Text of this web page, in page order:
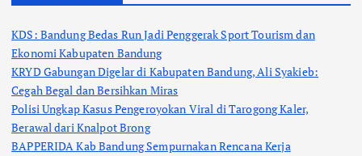
KDS: Bandung Bedas Run Jadi Penggerak Sport Tourism dan
Ekonomi Kabupaten Bandung
KRYD Gabungan Digelar di Kabupaten Bandung, Ali Syakieb:
Cegah Begal dan Bersihkan Miras
Polisi Ungkap Kasus Pengeroyokan Viral di Tarogong Kaler,
Berawal dari Knalpot Brong
BAPPERIDA Kab Bandung Sempurnakan Rencana Kerja